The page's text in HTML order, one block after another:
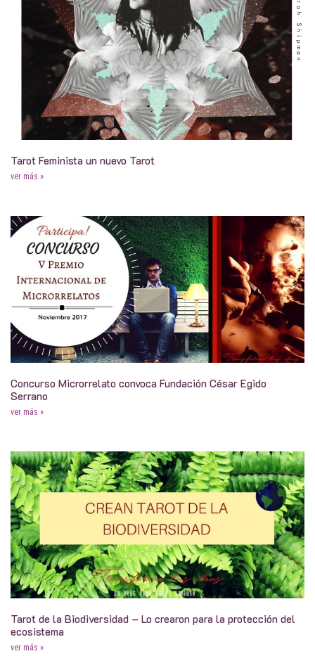
Tarot Feminista un nuevo Tarot
ver más »
Concurso Microrrelato convoca Fundación César Egido
Serrano
ver más »
Tarot de la Biodiversidad – Lo crearon para la protección del
ecosistema
ver más »